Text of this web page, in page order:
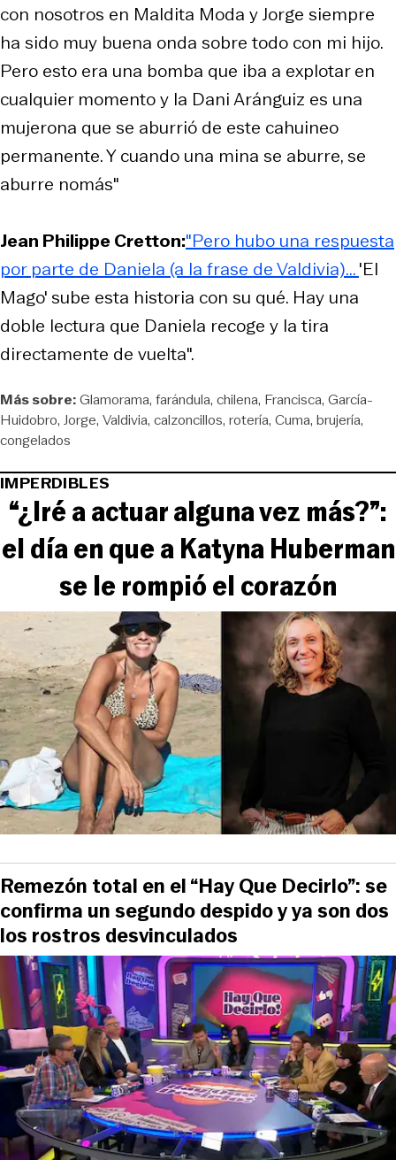
con nosotros en Maldita Moda y Jorge siempre
ha sido muy buena onda sobre todo con mi hijo.
Pero esto era una bomba que iba a explotar en
cualquier momento y la Dani Aránguiz es una
mujerona que se aburrió de este cahuineo
permanente. Y cuando una mina se aburre, se
aburre nomás"
Jean Philippe Cretton:"Pero hubo una respuesta
por parte de Daniela (a la frase de Valdivia)...'El
Mago' sube esta historia con su qué. Hay una
doble lectura que Daniela recoge y la tira
directamente de vuelta".
Más sobre:Glamorama farándula chilena Francisca García-
Huidobro Jorge Valdivia calzoncillos rotería Cuma brujería
congelados
IMPERDIBLES
“¿Iré a actuar alguna vez más?”:
el día en que a Katyna Huberman
se le rompió el corazón
Remezón total en el “Hay Que Decirlo”: se
confirma un segundo despido y ya son dos
los rostros desvinculados